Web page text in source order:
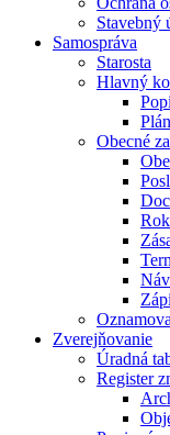
Stavebný
Samospráva
Starosta
Hlavný
Obecné
Zverejňovanie
Úradná
Register